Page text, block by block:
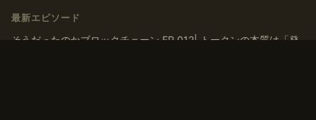
最新エピソード
そうだったのかブロックチェーン EP.012| トークンの本質は「発